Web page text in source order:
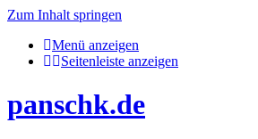
Zum Inhalt springen
Menü anzeigen
Seitenleiste anzeigen
panschk.de